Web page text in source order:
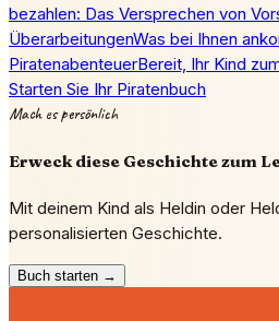
bezahlen: Das Versprechen von
ÜberarbeitungenWas bei Ihnen
PiratenabenteuerBereit, Ihr Kind
Starten Sie Ihr Piratenbuch
Mach es persönlich
Erweck diese Geschichte zum
Mit deinem Kind als Heldin oder
personalisierten Geschichte.
Buch starten →